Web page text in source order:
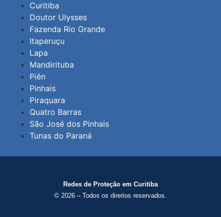
Curitiba
Doutor Ulysses
Fazenda Rio Grande
Itaperuçu
Lapa
Mandirituba
Piên
Pinhais
Piraquara
Quatro Barras
São José dos Pinhais
Tunas do Paraná
Redes de Proteção em Curitiba
© 2026 – Todos os direitos reservados.